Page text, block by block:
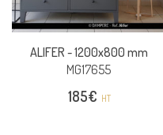
ALIFER -1200x800 mm
MG17655
185€ HT